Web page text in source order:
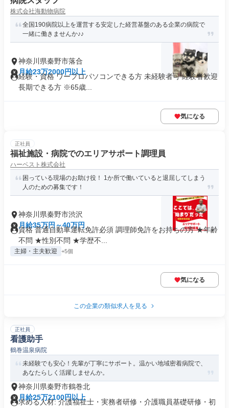
株式会社海動物病院
全国190病院以上を運営する安定した経営基盤のある企業の病院で
一緒に働きませんか♪♪
神奈川県秦野市落合
月給23万2000円以上
経験・資格 ワープロパソコンできる方 未経験者可 経験者歓迎
長期できる方 ※65歳...
気になる
正社員
福祉施設・病院でのエリアサポート調理員
ハーベスト株式会社
困っている現場のお助け役！ 1か所で働いていると退屈してしまう
人のための募集です！
神奈川県秦野市渋沢
月給35万円～40万円
資格 普通自動車運転免許必須 調理師免許をお持ちの方 ★年齢
不問 ★性別不問 ★学歴不...
主婦・主夫歓迎 +5個
気になる
この企業の類似求人を見る
正社員
看護助手
鶴巻温泉病院
未経験でも安心！先輩が丁寧にサポート。温かい地域密着病院で、
あなたらしく活躍しませんか。
神奈川県秦野市鶴巻北
月給25万2100円以上
求める人材: 介護福祉士・実務者研修・介護職員基礎研修・初